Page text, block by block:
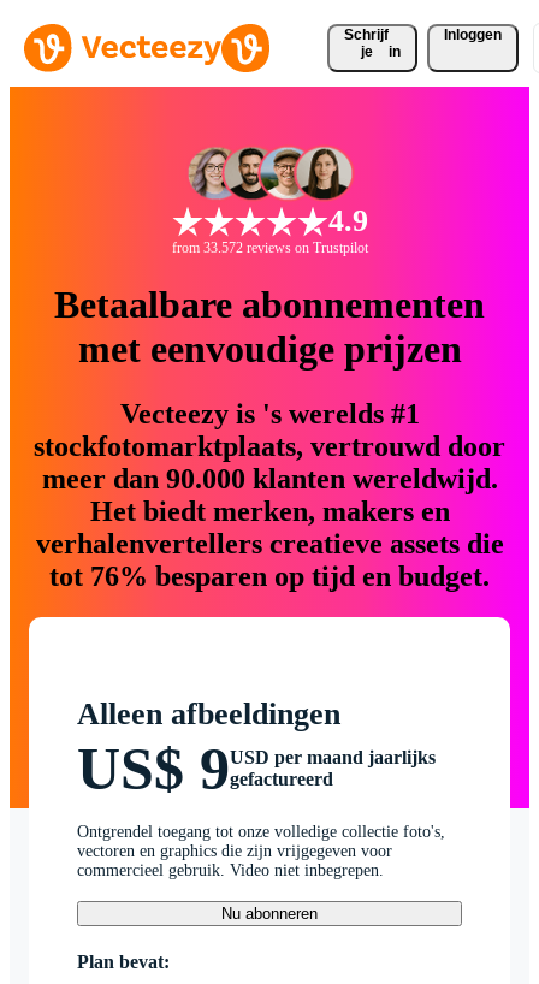
Schrijf
je
in
Inloggen
4.9
from 33.572 reviews on Trustpilot
Betaalbare abonnementen
met eenvoudige prijzen
Vecteezy is 's werelds #1
stockfotomarktplaats, vertrouwd door
meer dan 90.000 klanten wereldwijd.
Het biedt merken, makers en
verhalenvertellers creatieve assets die
tot 76% besparen op tijd en budget.
Alleen afbeeldingen
US$ 9USD per maand jaarlijks
gefactureerd
Ontgrendel toegang tot onze volledige collectie foto's,
vectoren en graphics die zijn vrijgegeven voor
commercieel gebruik. Video niet inbegrepen.
Nu abonneren
Plan bevat: